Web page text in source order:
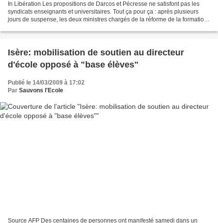
In Libération Les propositions de Darcos et Pécresse ne satisfont pas les
syndicats enseignants et universitaires. Tout ça pour ça : après plusieurs
jours de suspense, les deux ministres chargés de la réforme de la formation
Isère: mobilisation de soutien au directeur
d'école opposé à "base élèves"
Publié le 14/03/2009 à 17:02
Par Sauvons l'Ecole
Source AFP Des centaines de personnes ont manifesté samedi dans un